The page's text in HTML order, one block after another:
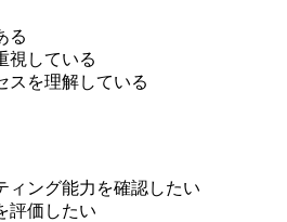
る
視している
スを理解している
ィング能力を確認したい
評価したい